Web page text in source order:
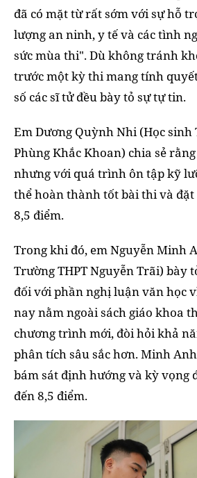
đã có mặt từ rất sớm với sự hỗ
lượng an ninh, y tế và các tình
sức mùa thi". Dù không tránh
trước một kỳ thi mang tính
số các sĩ tử đều bày tỏ sự tự tin.
Em Dương Quỳnh Nhi (Học sinh
Phùng Khắc Khoan) chia sẻ
nhưng với quá trình ôn tập kỹ
thể hoàn thành tốt bài thi và
8,5 điểm.
Trong khi đó, em Nguyễn Minh
Trường THPT Nguyễn Trãi) bày
đối với phần nghị luận văn học
nay nằm ngoài sách giáo khoa
chương trình mới, đòi hỏi khả
phân tích sâu sắc hơn. Minh
bám sát định hướng và kỳ vọng
đến 8,5 điểm.